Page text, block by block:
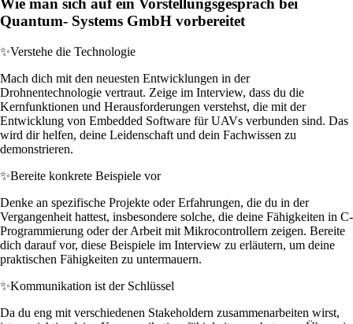
Wie man sich auf ein Vorstellungsgespräch bei
Quantum- Systems GmbH vorbereitet
✨Verstehe die Technologie
Mach dich mit den neuesten Entwicklungen in der
Drohnentechnologie vertraut. Zeige im Interview, dass du die
Kernfunktionen und Herausforderungen verstehst, die mit der
Entwicklung von Embedded Software für UAVs verbunden sind. Das
wird dir helfen, deine Leidenschaft und dein Fachwissen zu
demonstrieren.
✨Bereite konkrete Beispiele vor
Denke an spezifische Projekte oder Erfahrungen, die du in der
Vergangenheit hattest, insbesondere solche, die deine Fähigkeiten in C-
Programmierung oder der Arbeit mit Mikrocontrollern zeigen. Bereite
dich darauf vor, diese Beispiele im Interview zu erläutern, um deine
praktischen Fähigkeiten zu untermauern.
✨Kommunikation ist der Schlüssel
Da du eng mit verschiedenen Stakeholdern zusammenarbeiten wirst,